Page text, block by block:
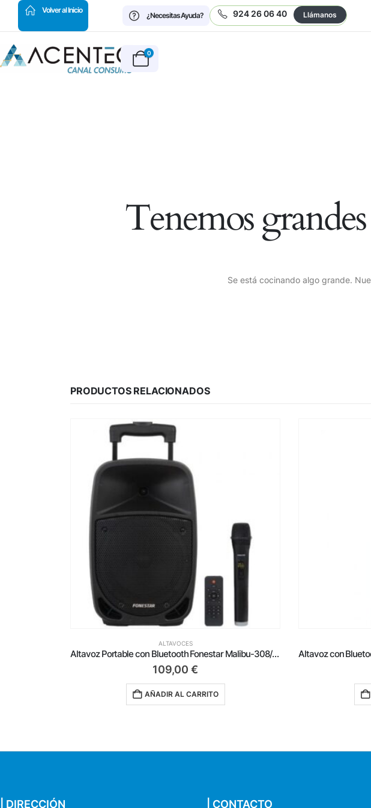
Volver al Inicio
¿Necesitas Ayuda?
924 26 06 40 Llámanos
0
Tenemos
Se está cocinando algo grande.
PRODUCTOS RELACIONADOS
ALTAVOCES
Altavoz Portable con Bluetooth Fonestar Malibu-308/ 100W
109,00 €
AÑADIR AL CARRITO
| DIRECCIÓN | CONTACTO